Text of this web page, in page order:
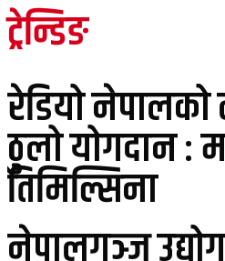
ट्रेन्डिङ
रेडियो नेपालको
ठुलो योगदान :
तिमिल्सिना